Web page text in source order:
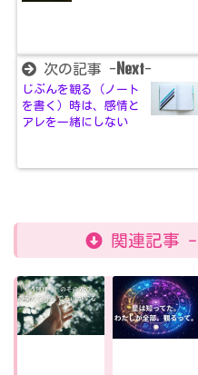
次の記事 - Next-
じぶんを観る（ノート
を書く）時は、感情と
アレを一緒にしない
関連記事 -